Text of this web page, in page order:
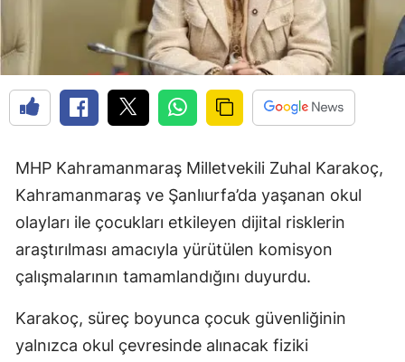
MHP Kahramanmaraş Milletvekili Zuhal Karakoç,
Kahramanmaraş ve Şanlıurfa’da yaşanan okul
olayları ile çocukları etkileyen dijital risklerin
araştırılması amacıyla yürütülen komisyon
çalışmalarının tamamlandığını duyurdu.
Karakoç, süreç boyunca çocuk güvenliğinin
yalnızca okul çevresinde alınacak fiziki